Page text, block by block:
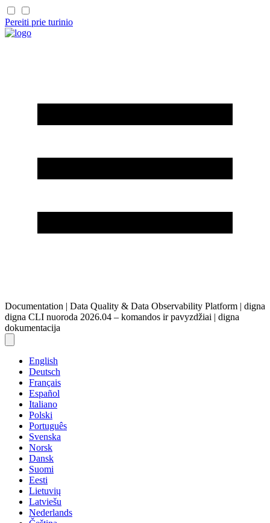
Pereiti prie turinio
Documentation | Data Quality & Data Observability Platform | digna
digna CLI nuoroda 2026.04 – komandos ir pavyzdžiai | digna
dokumentacija
English
Deutsch
Français
Español
Italiano
Polski
Português
Svenska
Norsk
Dansk
Suomi
Eesti
Lietuvių
Latviešu
Nederlands